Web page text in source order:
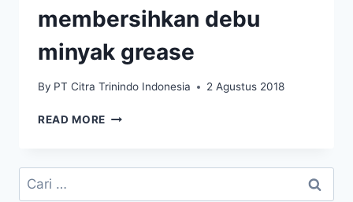
membersihkan debu
minyak grease
By PT Citra Trinindo Indonesia 2 Agustus 2018
READ MORE